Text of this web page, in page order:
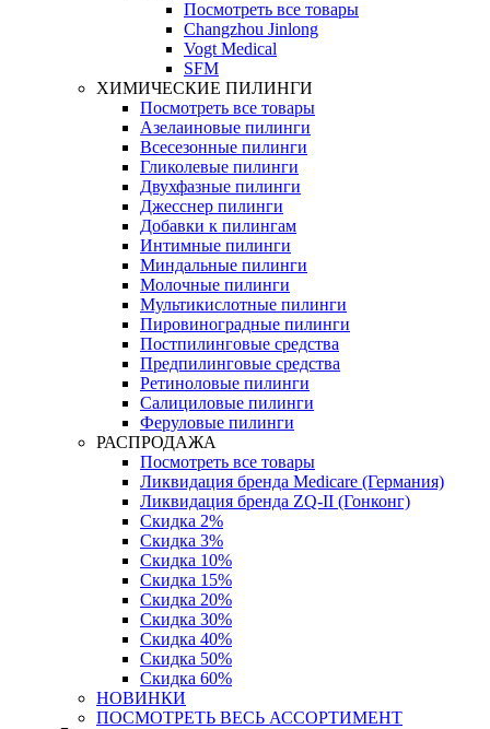
Посмотреть все товары
Changzhou Jinlong
Vogt Medical
SFM
ХИМИЧЕСКИЕ ПИЛИНГИ
Посмотреть все товары
Азелаиновые пилинги
Всесезонные пилинги
Гликолевые пилинги
Двухфазные пилинги
Джесснер пилинги
Добавки к пилингам
Интимные пилинги
Миндальные пилинги
Молочные пилинги
Мультикислотные пилинги
Пировиноградные пилинги
Постпилинговые средства
Предпилинговые средства
Ретиноловые пилинги
Салициловые пилинги
Феруловые пилинги
РАСПРОДАЖА
Посмотреть все товары
Ликвидация бренда Medicare (Германия)
Ликвидация бренда ZQ-II (Гонконг)
Скидка 2%
Скидка 3%
Скидка 10%
Скидка 15%
Скидка 20%
Скидка 30%
Скидка 40%
Скидка 50%
Скидка 60%
НОВИНКИ
ПОСМОТРЕТЬ ВЕСЬ АССОРТИМЕНТ